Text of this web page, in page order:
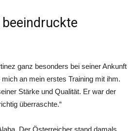
ganz besonders bei seiner Ankunft
an mein erstes Training mit ihm.
Stärke und Qualität. Er war der
überraschte.“
Der Österreicher stand damals